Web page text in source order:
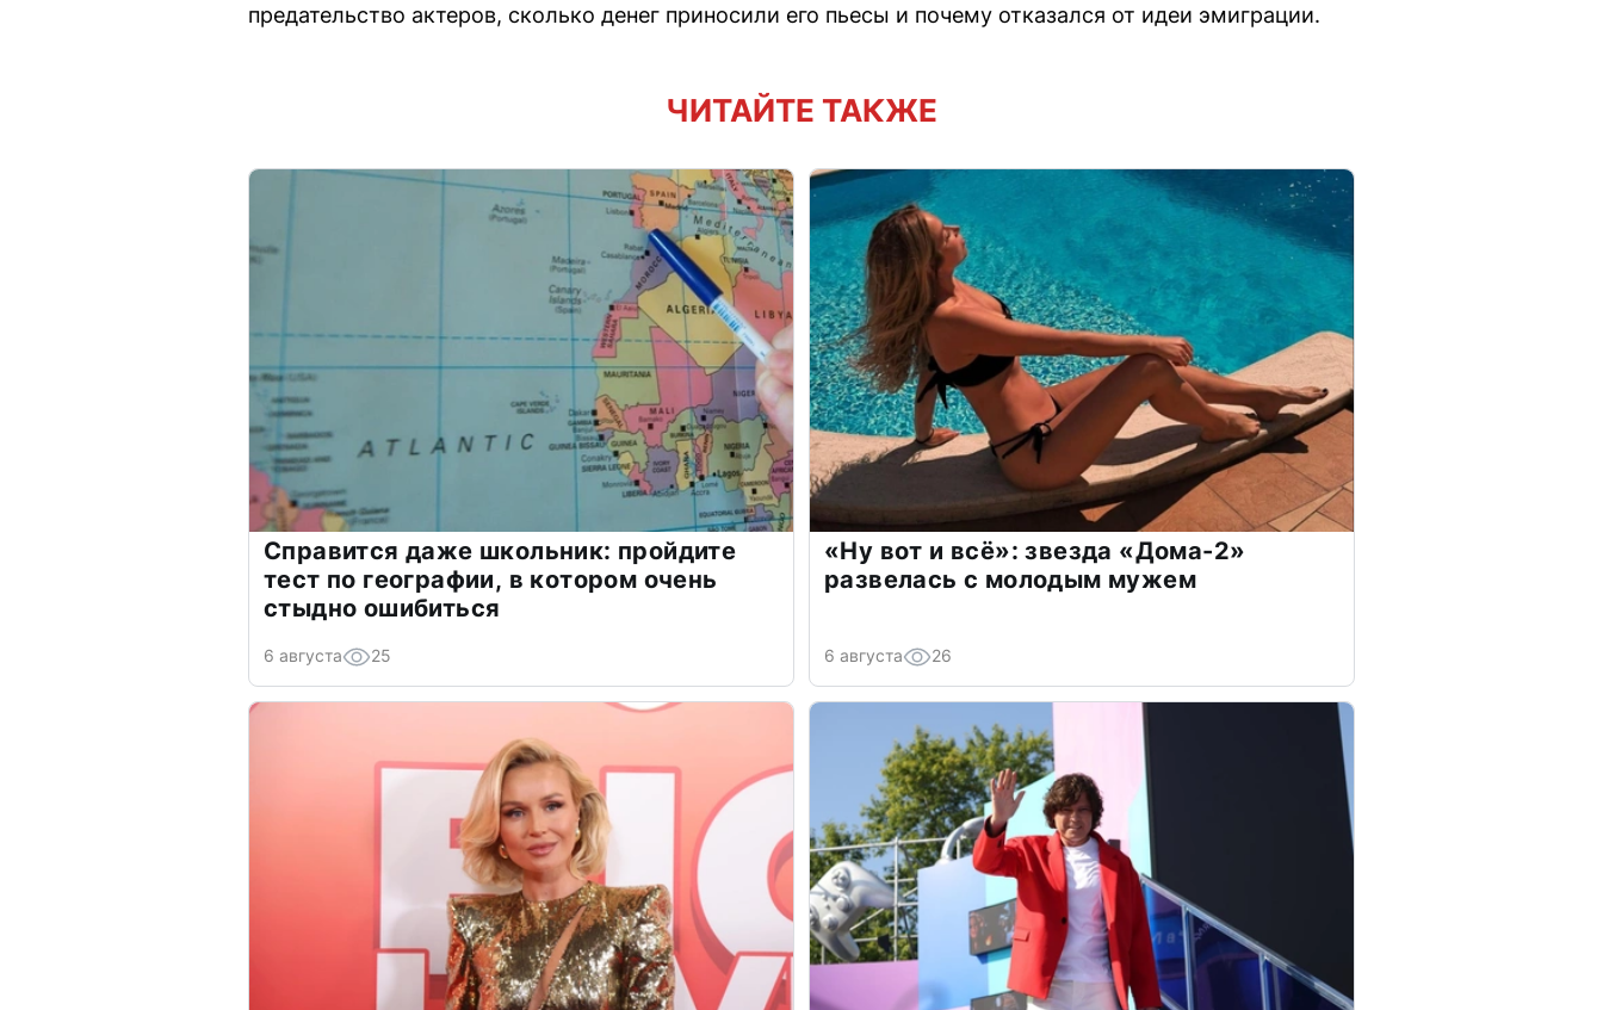
предательство актеров, сколько денег приносили его пьесы и почему отказался от идеи эмиграции.
ЧИТАЙТЕ ТАКЖЕ
Справится даже школьник: пройдите
тест по географии, в котором очень
стыдно ошибиться
6 августа 25
«Ну вот и всё»: звезда «Дома-2»
развелась с молодым мужем
6 августа 26